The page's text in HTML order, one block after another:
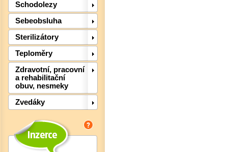
Schodolezy
Sebeobsluha
Sterilizátory
Teploměry
Zdravotní, pracovní
a rehabilitační
obuv, nesmeky
Zvedáky